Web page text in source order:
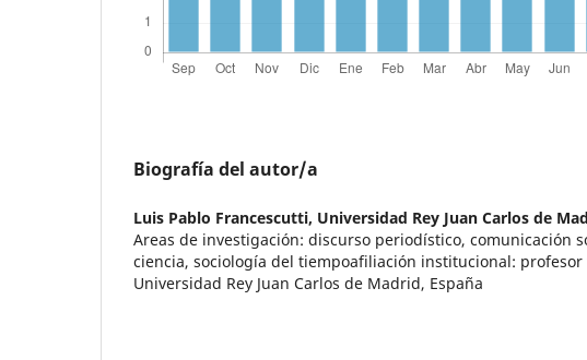
Biografía del autor/a
Luis Pablo Francescutti, Universidad Rey Juan Carlos de
Areas de investigación: discurso periodístico, comunicación
ciencia, sociología del tiempoafiliación institucional:
Universidad Rey Juan Carlos de Madrid, España